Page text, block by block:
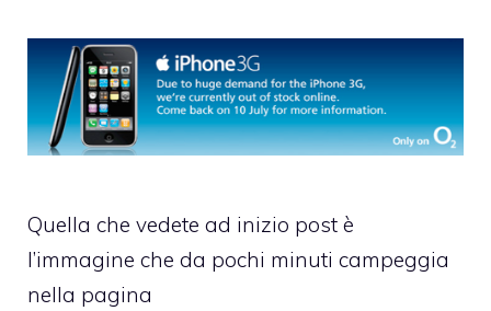
Quella che vedete ad inizio post è
l’immagine che da pochi minuti campeggia
nella pagina